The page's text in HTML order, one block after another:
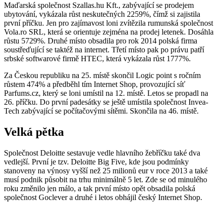
Maďarská společnost Szallas.hu Kft., zabývající se prodejem
ubytování, vykázala růst neskutečných 2259%, čímž si zajistila
první příčku. Jen pro zajímavost loni zvítězila rumunská společnost
Vola.ro SRL, která se orientuje zejména na prodej letenek. Dosáhla
růstu 5729%. Druhé místo obsadila pro rok 2014 polská firma
soustřeďující se taktéž na internet. Třetí místo pak po právu patří
srbské softwarové firmě HTEC, která vykázala růst 1777%.
Za Českou republiku na 25. místě skončil Logic point s ročním
růstem 474% a předběhl tím Internet Shop, provozující síť
Parfums.cz, který se loni umístil na 12. místě. Letos se propadl na
26. příčku. Do první padesátky se ještě umístila společnost Invea-
Tech zabývající se počítačovými sítěmi. Skončila na 46. místě.
Velká pětka
Společnost Deloitte sestavuje vedle hlavního žebříčku také dva
vedlejší. První je tzv. Deloitte Big Five, kde jsou podmínky
stanoveny na výnosy vyšší než 25 milionů eur v roce 2013 a také
musí podnik působit na trhu minimálně 5 let. Zde se od minulého
roku změnilo jen málo, a tak první místo opět obsadila polská
společnost Goclever a druhé i letos obhájil český Internet Shop.